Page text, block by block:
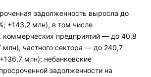
задолженность выросла до
+143,2 млн), в том числе
коммерческих предприятий — до 40,8
млн), частного сектора — до 240,7
млн); небанковские
задолженности на